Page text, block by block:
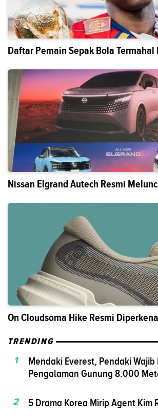
Daftar Pemain Sepak Bola
Nissan Elgrand Autech Resmi
On Cloudsoma Hike Resmi
TRENDING
1
Mendaki Everest, Pendaki Wajib
Pengalaman Gunung 8.000
2 5 Drama Korea Mirip Agent Kim